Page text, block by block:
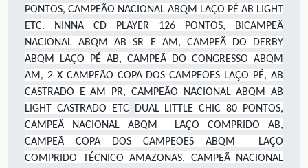
PONTOS, CAMPEÃO NACIONAL ABQM LAÇO PÉ AB LIGHT
ETC. NINNA CD PLAYER 126 PONTOS, BICAMPEÃ
NACIONAL ABQM AB SR E AM, CAMPEÃ DO DERBY
ABQM LAÇO PÉ AB, CAMPEÃ DO CONGRESSO ABQM
AM, 2 X CAMPEÃO COPA DOS CAMPEÕES LAÇO PÉ, AB
CASTRADO E AM PR, CAMPEÃO NACIONAL ABQM AB
LIGHT CASTRADO ETC
DUAL LITTLE CHIC 80 PONTOS,
CAMPEÃ NACIONAL ABQM LAÇO COMPRIDO AB,
CAMPEÃ COPA DOS CAMPEÕES ABQM LAÇO
COMPRIDO TÉCNICO AMAZONAS, CAMPEÃ NACIONAL